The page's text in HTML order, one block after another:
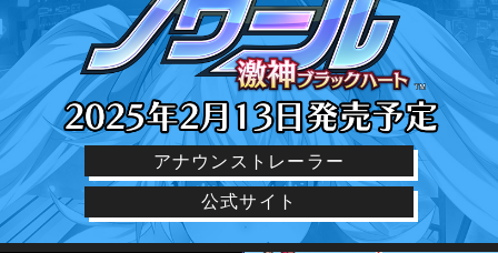
アナウンストレーラー
公式サイト